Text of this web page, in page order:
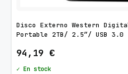
Disco Externo Western
Portable 2TB/ 2.5″/ USB 3.0
94,19 €
✓ En stock